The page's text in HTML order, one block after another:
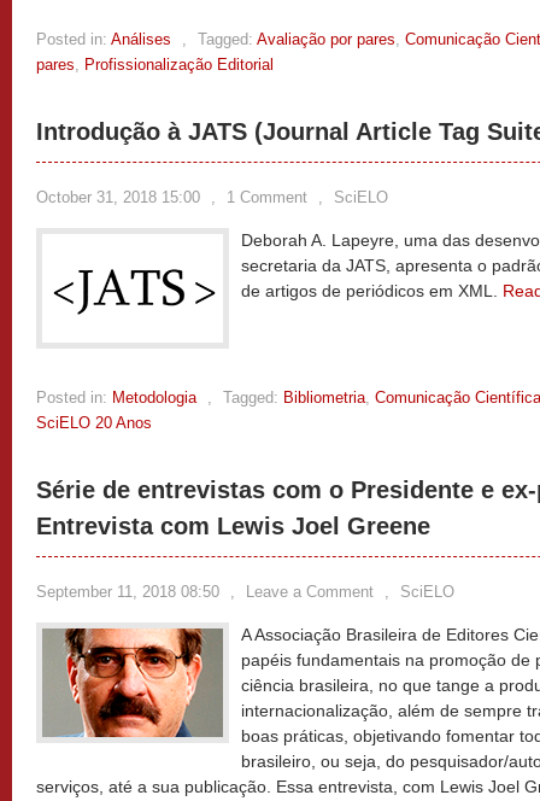
Posted in: Análises , Tagged: Avaliação por pares, Comunicação
pares, Profissionalização Editorial
Introdução à JATS (Journal Article Tag
October 31, 2018 15:00 , 1 Comment , SciELO
Deborah A. Lapeyre, uma das
secretaria da JATS, apresenta o
de artigos de periódicos em XML.
Posted in: Metodologia , Tagged: Bibliometria, Comunicação Científica
SciELO 20 Anos
Série de entrevistas com o Presidente e
Entrevista com Lewis Joel Greene
September 11, 2018 08:50 , Leave a Comment , SciELO
A Associação Brasileira de Editores
papéis fundamentais na promoção de
ciência brasileira, no que tange a
internacionalização, além de sempre
boas práticas, objetivando fomentar
brasileiro, ou seja, do pesquisador/
serviços, até a sua publicação. Essa entrevista, com Lewis Joel